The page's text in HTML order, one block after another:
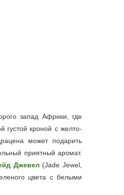
запад Африки, где
густой кроной с желто-
может подарить
приятный аромат.
Джевел (Jade Jewel,
цвета с белыми